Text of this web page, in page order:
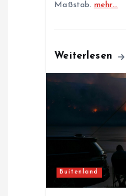
Maßstab. mehr…
Weiterlesen
Buitenland